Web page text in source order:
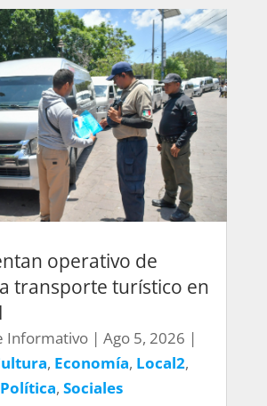
operativo de
transporte turístico en
Informativo| Ago 5, 2026 |
, Economía, Local2,
Política, Sociales